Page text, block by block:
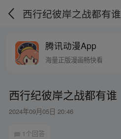
西行纪彼岸之战都有谁
腾讯动漫App
海量正版漫画畅快看
西行纪彼岸之战都有谁
2024年09月05日 20:46
1个回答